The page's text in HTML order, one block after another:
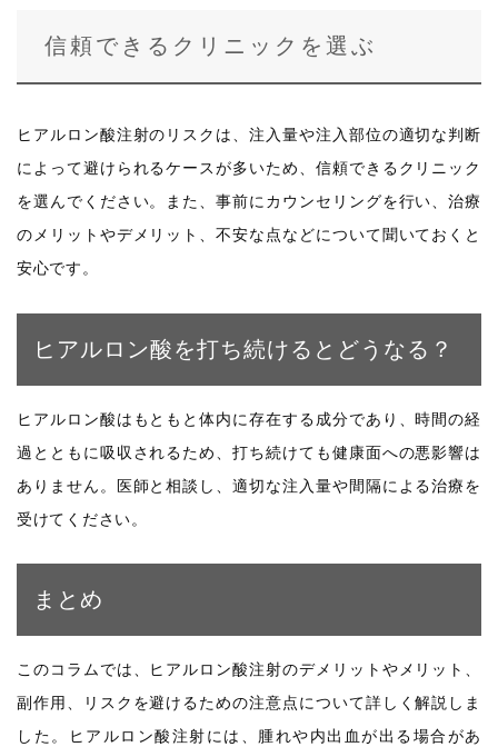
信頼できるクリニックを選ぶ
ヒアルロン酸注射のリスクは、注入量や注入部位の適切な判断
によって避けられるケースが多いため、信頼できるクリニック
を選んでください。また、事前にカウンセリングを行い、治療
のメリットやデメリット、不安な点などについて聞いておくと
安心です。
ヒアルロン酸を打ち続けるとどうなる？
ヒアルロン酸はもともと体内に存在する成分であり、時間の経
過とともに吸収されるため、打ち続けても健康面への悪影響は
ありません。医師と相談し、適切な注入量や間隔による治療を
受けてください。
まとめ
このコラムでは、ヒアルロン酸注射のデメリットやメリット、
副作用、リスクを避けるための注意点について詳しく解説しま
した。ヒアルロン酸注射には、腫れや内出血が出る場合があ